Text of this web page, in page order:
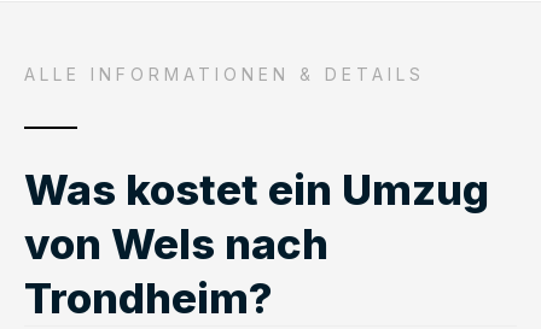
ALLE INFORMATIONEN & DETAILS
Was kostet ein Umzug
von Wels nach
Trondheim?